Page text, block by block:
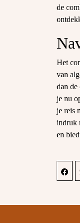
de
Het
van
dan de
je nu
je reis
indruk
en